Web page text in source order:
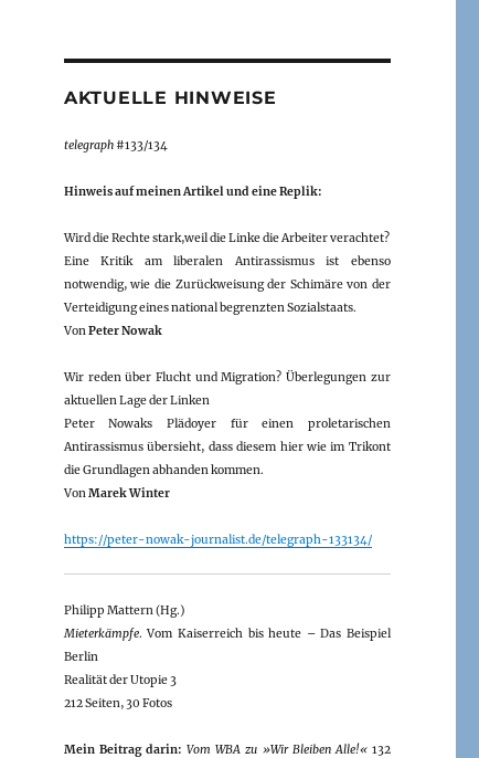
AKTUELLE HINWEISE
telegraph#133/134
Hinweis auf meinen Artikel und eine Replik:
Wird die Rechte stark,weil die Linke die Arbeiter verachtet?
Eine Kritik am liberalen Antirassismus ist ebenso
notwendig, wie die Zurückweisung der Schimäre von der
Verteidigung eines national begrenzten Sozialstaats.
VonPeter Nowak
Wir reden über Flucht und Migration? Überlegungen zur
aktuellen Lage der Linken
Peter Nowaks Plädoyer für einen proletarischen
Antirassismus übersieht, dass diesem hier wie im Trikont
die Grundlagen abhanden kommen.
VonMarek Winter
https://peter-nowak-journalist.de/telegraph-133134/
Philipp Mattern (Hg.)
Mieterkämpfe. Vom Kaiserreich bis heute – Das Beispiel
Berlin
Realität der Utopie 3
212 Seiten, 30 Fotos
Mein Beitrag darin: Vom WBA zu »Wir Bleiben Alle!«132